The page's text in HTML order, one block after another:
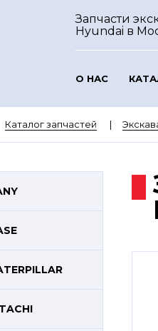
Запчасти
Hyundai в
О НАС
Каталог запчастей